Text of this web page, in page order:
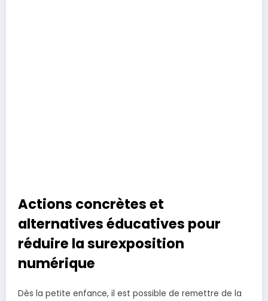
Actions concrètes et
alternatives éducatives pour
réduire la surexposition
numérique
Dès la petite enfance, il est possible de remettre de la